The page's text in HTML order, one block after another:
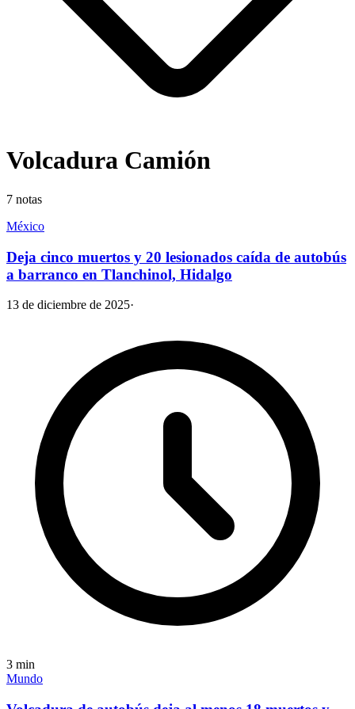
Volcadura Camión
7 notas
México
Deja cinco muertos y 20 lesionados caída de autobús
a barranco en Tlanchinol, Hidalgo
13 de diciembre de 2025·
3 min
Mundo